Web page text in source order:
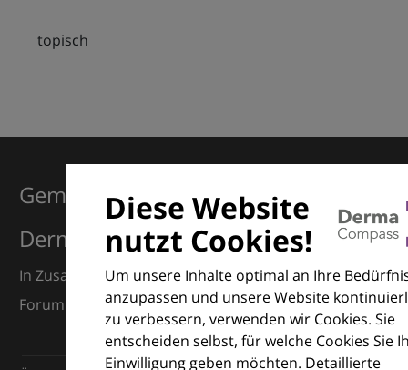
topisch
Diese Website
nutzt Cookies!
Um unsere Inhalte optimal an Ihre
anzupassen und unsere Website
zu verbessern, verwenden wir Cookies. Sie
entscheiden selbst, für welche Cookies Sie
Einwilligung geben möchten. Detaillierte
Gemeinsam für Exzellenz in der
Dermatologie
In Zusammenarbeit mit dem European Dermatology
Forum (EDF) und Euroderm Excellence